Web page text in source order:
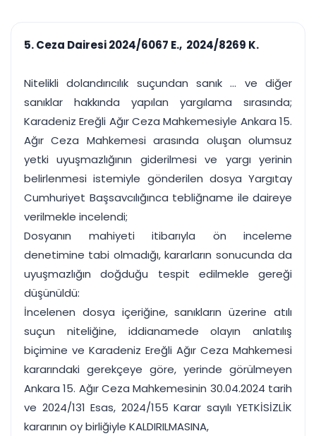
Duruşma ve görev
takvimi
Bildirim
Süreleri asla kaçırmayın
takibi
rapor
Tek panelde uçtan uca yönetim
UYAP & UETS entegrasyonundan finansa, hepsi bir arada.
Tüm özellikleri inceleyin Ücretsiz Başlayın
5. Ceza Dairesi 2024/6067 E., 2024/8269 K.
Nitelikli dolandırıcılık suçundan sanık ... ve diğer
sanıklar hakkında yapılan yargılama sırasında;
Karadeniz Ereğli Ağır Ceza Mahkemesiyle Ankara 15.
Ağır Ceza Mahkemesi arasında oluşan olumsuz
yetki uyuşmazlığının giderilmesi ve yargı yerinin
belirlenmesi istemiyle gönderilen dosya Yargıtay
Cumhuriyet Başsavcılığınca tebliğname ile daireye
verilmekle incelendi;
Dosyanın mahiyeti itibarıyla ön inceleme
denetimine tabi olmadığı, kararların sonucunda da
uyuşmazlığın doğduğu tespit edilmekle gereği
düşünüldü:
İncelenen dosya içeriğine, sanıkların üzerine atılı
suçun niteliğine, iddianamede olayın anlatılış
biçimine ve Karadeniz Ereğli Ağır Ceza Mahkemesi
kararındaki gerekçeye göre, yerinde görülmeyen
Ankara 15. Ağır Ceza Mahkemesinin 30.04.2024 tarih
ve 2024/131 Esas, 2024/155 Karar sayılı YETKİSİZLİK
kararının oy birliğiyle KALDIRILMASINA,